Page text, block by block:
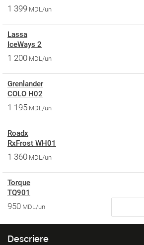
1 399 MDL/un
Lassa
IceWays 2
1 200 MDL/un
Grenlander
COLO H02
1 195 MDL/un
Roadx
RxFrost WH01
1 360 MDL/un
Torque
TQ901
950 MDL/un
Descriere